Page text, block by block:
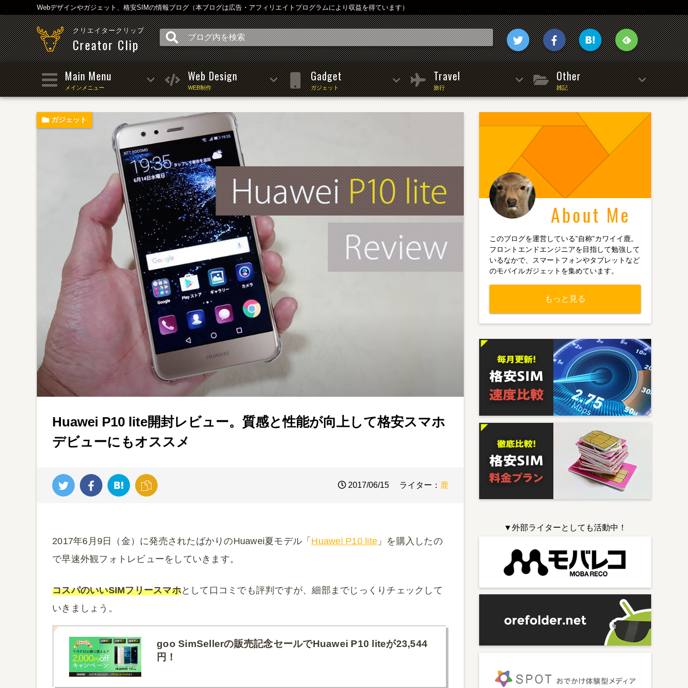
Webデザインやガジェット、格安SIMの情報ブログ（本ブログは広告・アフィリエイトプログラムにより収益を得ています）
クリエイタークリップ
Creator Clip
Main Menu
メインメニュー
Web Design
WEB制作
Gadget
ガジェット
Travel
旅行
Other
雑記
ガジェット
Huawei P10 lite開封レビュー。質感と性能が向上して格安スマホ
デビューにもオススメ
2017/06/15 ライター： 鹿
2017年6月9日（金）に発売されたばかりのHuawei夏モデル「 Huawei P10 lite 」を購入したの
で早速外観フォトレビューをしていきます。
コスパのいいSIMフリースマホとして口コミでも評判ですが、細部までじっくりチェックして
いきましょう。
goo SimSellerの販売記念セールでHuawei P10 liteが23,544
円！
About Me
このブログを運営している”自称”カワイイ鹿。
フロントエンドエンジニアを目指して勉強して
いるなかで、スマートフォンやタブレットなど
のモバイルガジェットを集めています。
もっと見る
▼外部ライターとしても活動中！